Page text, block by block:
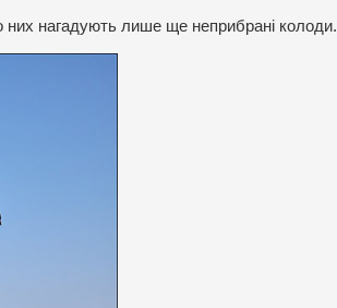
них нагадують лише ще неприбрані колоди.